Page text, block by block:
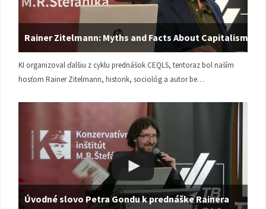
Rainer Zitelmann: Myths and Facts About Capitalism
KI organizoval ďalšiu z cyklu prednášok CEQLS, tentoraz bol naším
hosťom Rainer Zitelmann, historik, sociológ a autor be…
Úvodné slovo Petra Gondu k prednáške Rainera